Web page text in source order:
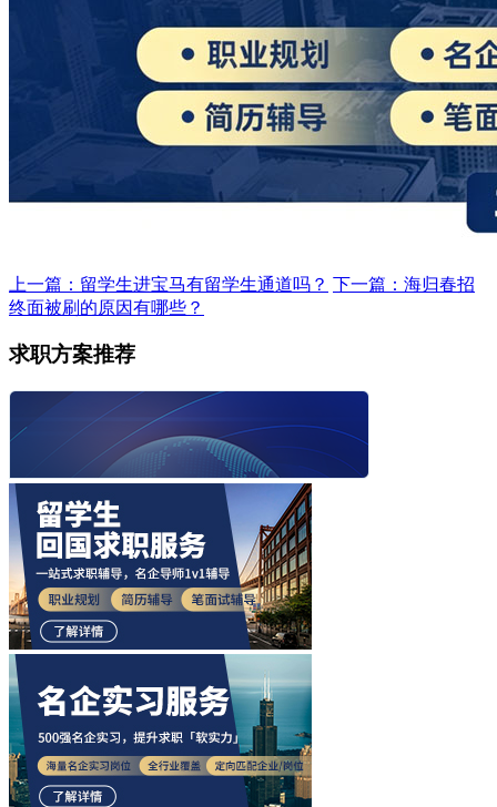
上一篇：留学生进宝马有留学生通道吗？ 下一篇：海归春招
终面被刷的原因有哪些？
求职方案推荐